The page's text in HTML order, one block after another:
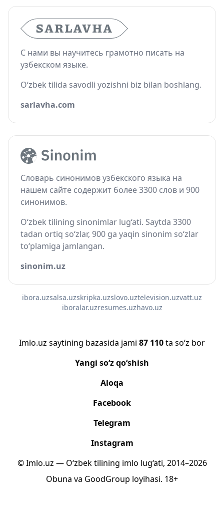
С нами вы научитесь грамотно писать на
узбекском языке.
O‘zbek tilida savodli yozishni biz bilan boshlang.
sarlavha.com
Словарь синонимов узбекского языка на
нашем сайте содержит более 3300 слов и 900
синонимов.
O‘zbek tilining sinonimlar lug‘ati. Saytda 3300
tadan ortiq so‘zlar, 900 ga yaqin sinonim so‘zlar
to‘plamiga jamlangan.
sinonim.uz
ibora.uzsalsa.uzskripka.uzslovo.uztelevision.uzvatt.uz
iboralar.uzresumes.uzhavo.uz
Imlo.uz saytining bazasida jami 87 110ta so‘z bor
Yangi so‘z qo‘shish
Aloqa
Facebook
Telegram
Instagram
© Imlo.uz — O‘zbek tilining imlo lug‘ati, 2014–2026
Obuna va GoodGroup loyihasi. 18+